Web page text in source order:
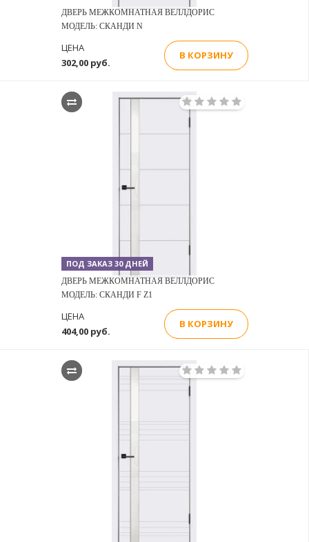
ДВЕРЬ МЕЖКОМНАТНАЯ ВЕЛЛДОРИС
МОДЕЛЬ: СКАНДИ N
302,00 руб.
ЦЕНА
В КОРЗИНУ
ПОД ЗАКАЗ 30 ДНЕЙ
ДВЕРЬ МЕЖКОМНАТНАЯ ВЕЛЛДОРИС
МОДЕЛЬ: СКАНДИ F Z1
404,00 руб.
ЦЕНА
В КОРЗИНУ